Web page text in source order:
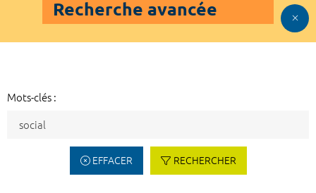
Recherche avancée
Mots-clés :
EFFACER RECHERCHER